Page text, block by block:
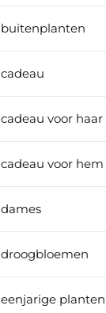
buitenplanten
cadeau
cadeau voor haar
cadeau voor hem
dames
droogbloemen
eenjarige planten